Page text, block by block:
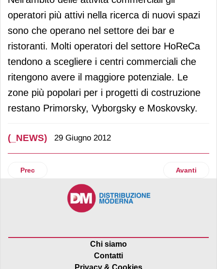
operatori più attivi nella ricerca di nuovi spazi
sono che operano nel settore dei bar e
ristoranti. Molti operatori del settore HoReCa
tendono a scegliere i centri commerciali che
ritengono avere il maggiore potenziale. Le
zone più popolari per i progetti di costruzione
restano Primorsky, Vyborgsky e Moskovsky.
(_NEWS) 29 Giugno 2012
Articolo precedente: Burger King Italia apre a Roma
Prec Articolo
Avanti
Chi siamo
Contatti
Privacy & Cookies